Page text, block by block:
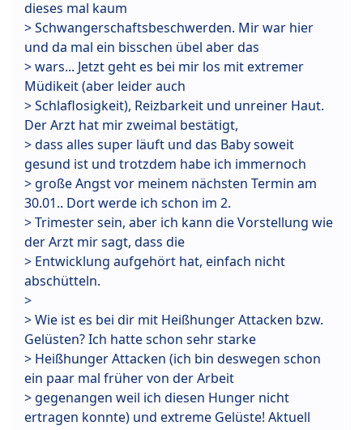
dieses mal kaum
> Schwangerschaftsbeschwerden. Mir war hier
und da mal ein bisschen übel aber das
> wars... Jetzt geht es bei mir los mit extremer
Müdikeit (aber leider auch
> Schlaflosigkeit), Reizbarkeit und unreiner Haut.
Der Arzt hat mir zweimal bestätigt,
> dass alles super läuft und das Baby soweit
gesund ist und trotzdem habe ich immernoch
> große Angst vor meinem nächsten Termin am
30.01.. Dort werde ich schon im 2.
> Trimester sein, aber ich kann die Vorstellung wie
der Arzt mir sagt, dass die
> Entwicklung aufgehört hat, einfach nicht
abschütteln.
>
> Wie ist es bei dir mit Heißhunger Attacken bzw.
Gelüsten? Ich hatte schon sehr starke
> Heißhunger Attacken (ich bin deswegen schon
ein paar mal früher von der Arbeit
> gegenangen weil ich diesen Hunger nicht
ertragen konnte) und extreme Gelüste! Aktuell